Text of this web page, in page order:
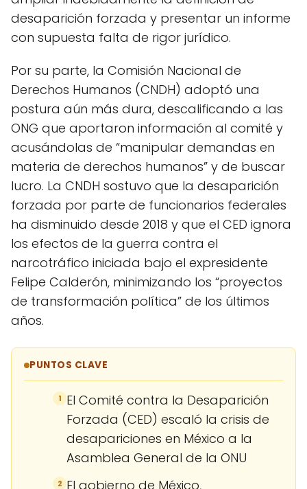
desaparición forzada y presentar un informe
con supuesta falta de rigor jurídico.
Por su parte, la Comisión Nacional de
Derechos Humanos (CNDH) adoptó una
postura aún más dura, descalificando a las
ONG que aportaron información al comité y
acusándolas de “manipular demandas en
materia de derechos humanos” y de buscar
lucro. La CNDH sostuvo que la desaparición
forzada por parte de funcionarios federales
ha disminuido desde 2018 y que el CED ignora
los efectos de la guerra contra el
narcotráfico iniciada bajo el expresidente
Felipe Calderón, minimizando los “proyectos
de transformación política” de los últimos
años.
PUNTOS CLAVE
1 El Comité contra la Desaparición
Forzada (CED) escaló la crisis de
desapariciones en México a la
Asamblea General de la ONU
2 El gobierno de México,